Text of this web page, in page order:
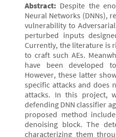
Abstract: Despite the
Neural Networks (DNNs),
vulnerability to
perturbed inputs
Currently, the literature is
to craft such AEs.
have been developed
However, these latter
specific attacks and does
attacks. In this project,
defending DNN classifier
proposed method
denoising block. The
characterizing them